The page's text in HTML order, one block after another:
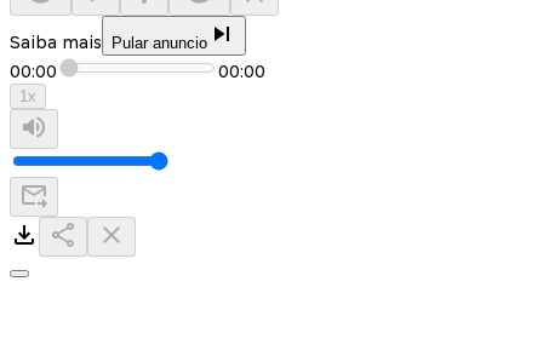
Saiba mais Pular anuncio
00:00 00:00
1x